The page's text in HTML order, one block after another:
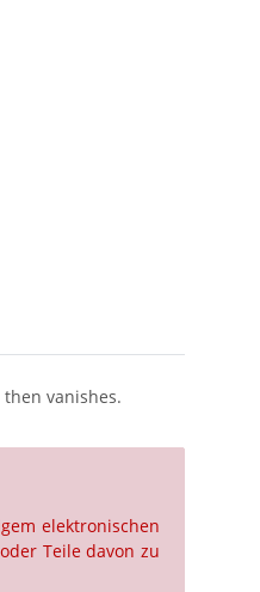
vanishes.
elektronischen
Teile davon zu